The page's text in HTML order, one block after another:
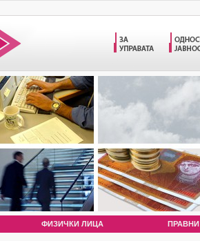
ФИЗИЧКИ ЛИЦА